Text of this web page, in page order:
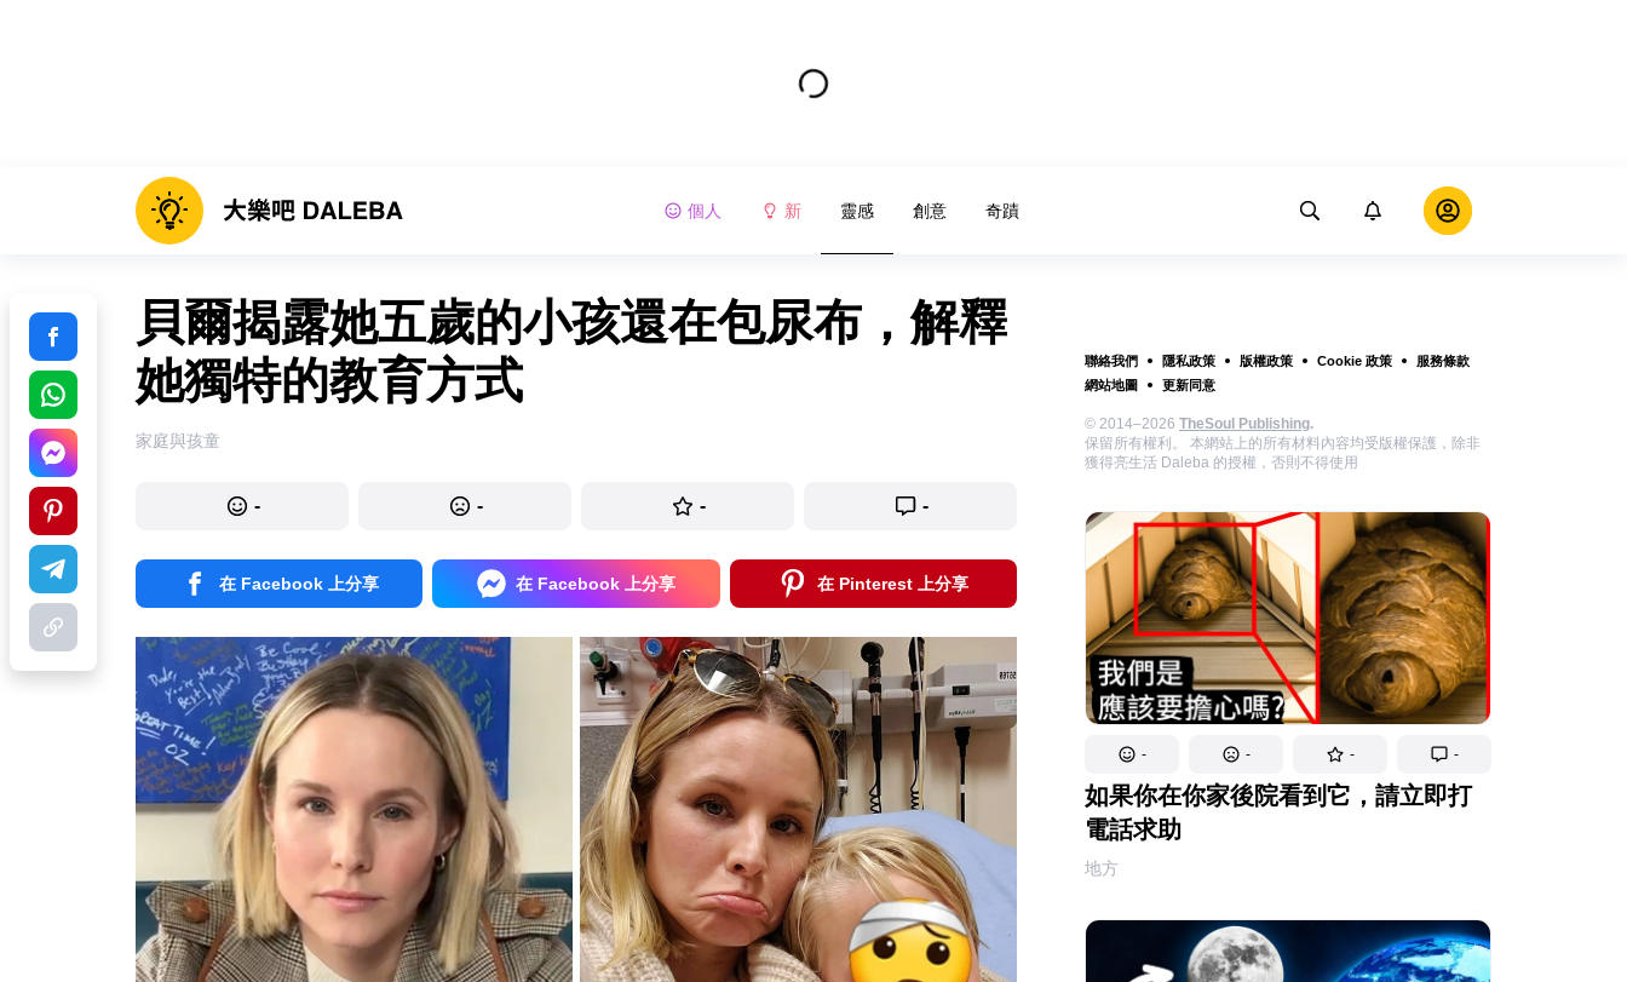
個人 新 靈感 創意 奇蹟
聯絡我們 隱私政策 版權政策 Cookie 政策
服務條款
網站地圖
更新同意
© 2014–2026 TheSoul Publishing.
保留所有權利。 本網站上的所有材料內容均受版權保護，除非
獲得亮生活 Daleba 的授權，否則不得使用
- - - -
如果你在你家後院看到它，請立即打
電話求助
地方
貝爾揭露她五歲的小孩還在包尿布，解釋
她獨特的教育方式
家庭與孩童
- - - -
在 Facebook 上分享 在 Facebook 上分享 在 Pinterest 上分享